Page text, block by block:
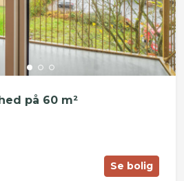
på 60 m²
Se bolig